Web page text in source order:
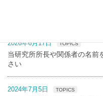
2026年6月17日 TOPICS
当研究所所長や関係者の名前
さい
2024年7月5日 TOPICS